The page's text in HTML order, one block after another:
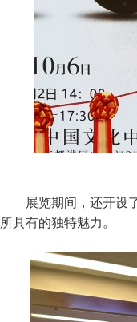
展览期间，还开设
所具有的独特魅力。